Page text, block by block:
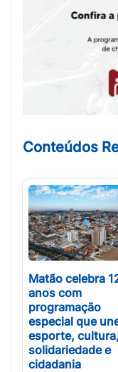
Conteúdos
Matão celebra
anos com
programação
especial que
esporte, cultura,
solidariedade e
cidadania